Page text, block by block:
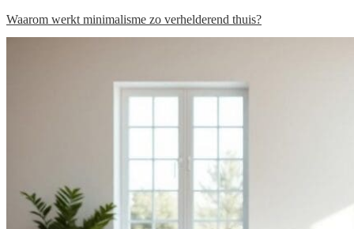
Waarom werkt minimalisme zo verhelderend thuis?